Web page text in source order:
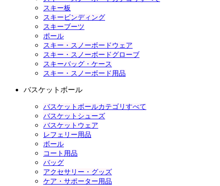
スキー板
スキービンディング
スキーブーツ
ポール
スキー・スノーボードウェア
スキー・スノーボードグローブ
スキーバッグ・ケース
スキー・スノーボード用品
バスケットボール
バスケットボールカテゴリすべて
バスケットシューズ
バスケットウェア
レフェリー用品
ボール
コート用品
バッグ
アクセサリー・グッズ
ケア・サポーター用品